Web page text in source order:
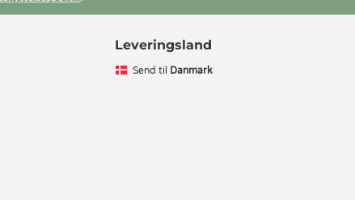
Leveringsland
Send til Danmark